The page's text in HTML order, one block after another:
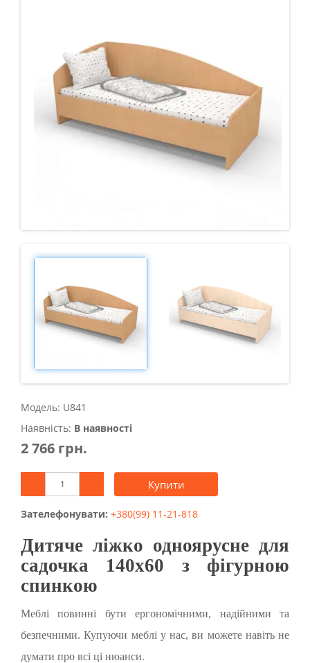
Модель: U841
Наявність: В наявності
2 766 грн.
Купити
Зателефонувати: +380(99) 11-21-818
Дитяче ліжко одноярусне для
садочка 140х60 з фігурною
спинкою
Меблі повинні бути ергономічними, надійними та
безпечними. Купуючи меблі у нас, ви можете навіть не
думати про всі ці нюанси.